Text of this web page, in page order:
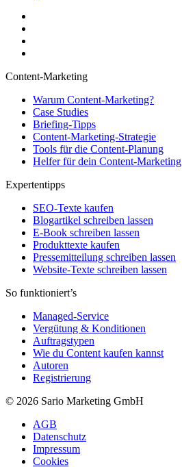
Content-Marketing
Warum Content-Marketing?
Case Studies
Briefing-Tipps
Content-Marketing-Strategie
Tools für die Content-Planung
Helfer für dein Content-Marketing
Expertentipps
SEO-Texte kaufen
Blogartikel schreiben lassen
E-Book schreiben lassen
Produkttexte kaufen
Pressemitteilung schreiben lassen
Website-Texte schreiben lassen
So funktioniert’s
Managed-Service
Vergütung & Konditionen
Auftragstypen
Wie du Content kaufen kannst
Autoren
Registrierung
© 2026 Sario Marketing GmbH
AGB
Datenschutz
Impressum
Cookies